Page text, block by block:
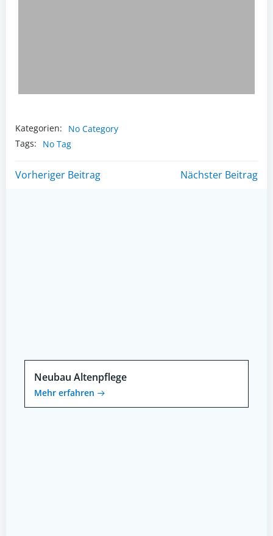
Kategorien:
No Category
Tags:
No Tag
Post
Vorheriger Beitrag
PostNächster Beitrag
Neubau Altenpflege
Mehr erfahren